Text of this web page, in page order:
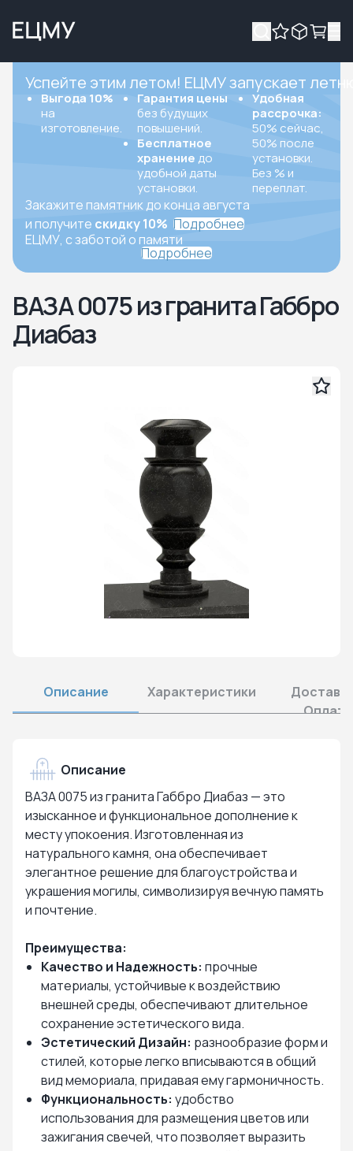
Успейте этим летом! ЕЦМУ запускает
Выгода 10%
на
изготовление.
Гарантия цены
без будущих
повышений.
Бесплатное
хранение до
удобной даты
установки.
Удобная
рассрочка:
50% сейчас,
50% после
установки.
Без % и
переплат.
Закажите памятник до конца августа
и получите скидку 10% Подробнее
ЕЦМУ, с заботой о памяти
Подробнее
ВАЗА 0075 из гранита Габбро
Диабаз
Описание Характеристики
Оплата
Описание
ВАЗА 0075 из гранита Габбро Диабаз — это
изысканное и функциональное дополнение к
месту упокоения. Изготовленная из
натурального камня, она обеспечивает
элегантное решение для благоустройства и
украшения могилы, символизируя вечную память
и почтение.
Преимущества:
Качество и Надежность: прочные
материалы, устойчивые к воздействию
внешней среды, обеспечивают длительное
сохранение эстетического вида.
Эстетический Дизайн: разнообразие форм и
стилей, которые легко вписываются в общий
вид мемориала, придавая ему гармоничность.
Функциональность: удобство
использования для размещения цветов или
зажигания свечей, что позволяет выразить